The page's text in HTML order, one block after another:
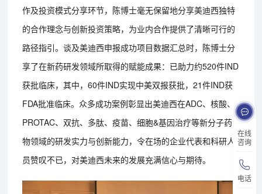
在线
咨询
电话
作及投资模式分享环节，陈博士毫无保留地分享美迪西独特
的合作理念与创新投资策略，为业内合作提供了清晰可行的
路径指引。谈及美迪西申报成功项目数据汇总时，陈博士分
享了在新药研发领域所取得的赋能成果：已助力约520件IND
获批临床，其中，60件IND实现中美双报获批，21件IND获
FDA批准临床。众多成功案例彰显出美迪西在ADC、核酸、
PROTAC、双抗、多肽、疫苗、细胞&基因治疗等新分子药
物领域的研发实力与创新能力，令在场的企业代表和科研人
员赞叹不已，对美迪西未来的发展充满信心与期待。